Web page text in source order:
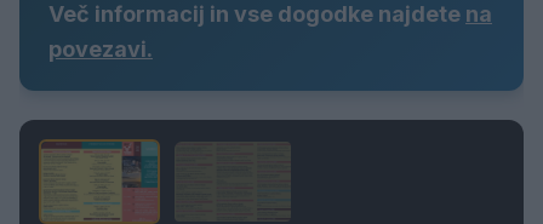
Več informacij in vse dogodke najdete na
povezavi.